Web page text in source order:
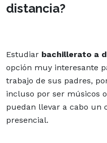
distancia?
Estudiar bachillerato a
opción muy interesante
trabajo de sus padres,
incluso por ser músicos
puedan llevar a cabo un
presencial.